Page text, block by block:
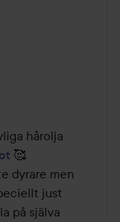
1 år
hårolja
🥰
dyrare men
just
på själva